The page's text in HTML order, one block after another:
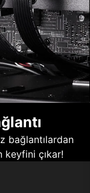
bağlantılardan
keyfini çıkar!